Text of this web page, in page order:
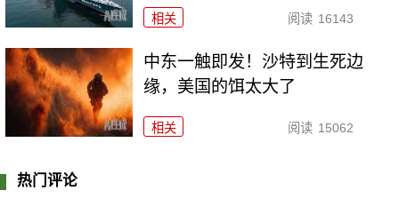
相关 阅读 16143
中东一触即发！沙特到生死边
缘，美国的饵太大了
相关 阅读 15062
热门评论